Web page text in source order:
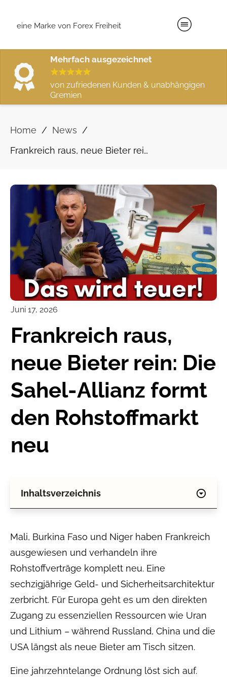
eine Marke von Forex Freiheit
Mehrfach ausgezeichnet
von zufriedenen Kunden & unabhängigen
Gremien
Home / News /
Frankreich raus, neue Bieter rein: Die Sahel-Allianz formt den Rohstoffmarkt neu
Juni 17, 2026
Frankreich raus,
neue Bieter rein: Die
Sahel-Allianz formt
den Rohstoffmarkt
neu
Inhaltsverzeichnis
Mali, Burkina Faso und Niger haben Frankreich
ausgewiesen und verhandeln ihre
Rohstoffverträge komplett neu. Eine
sechzigjährige Geld- und Sicherheitsarchitektur
zerbricht. Für Europa geht es um den direkten
Zugang zu essenziellen Ressourcen wie Uran
und Lithium – während Russland, China und die
USA längst als neue Bieter am Tisch sitzen.
Eine jahrzehntelange Ordnung löst sich auf.